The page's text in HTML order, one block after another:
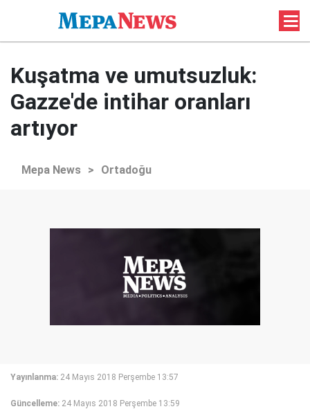
Kuşatma ve umutsuzluk:
Gazze'de intihar oranları
artıyor
Mepa News > Ortadoğu
Yayınlanma: 24 Mayıs 2018 Perşembe 13:57
Güncelleme: 24 Mayıs 2018 Perşembe 13:59